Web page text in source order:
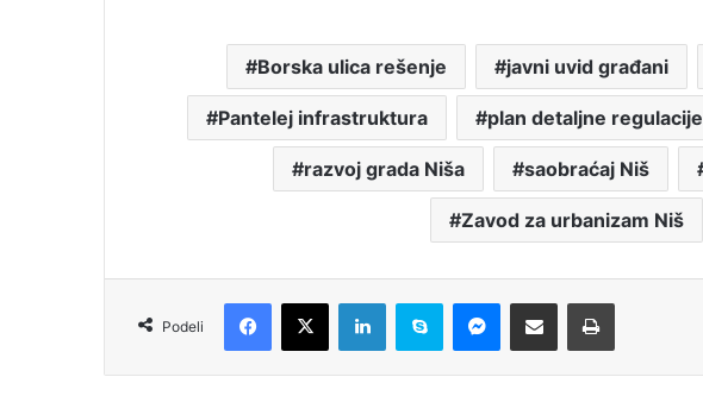
Borska ulica rešenje javni uvid građani
Pantelej infrastruktura plan detaljne regulacije
razvoj grada Niša saobraćaj Niš
Zavod za urbanizam Niš
Podeli